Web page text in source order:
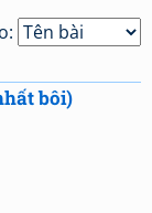
bôi)